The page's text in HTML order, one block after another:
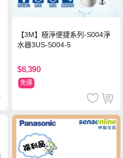
【3M】極淨便捷系列-S004淨
水器3US-S004-5
$6,390
免運